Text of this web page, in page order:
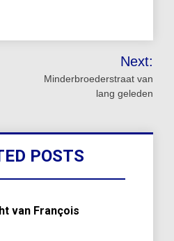
Next:
Minderbroederstraat van
lang geleden
POSTS
van François